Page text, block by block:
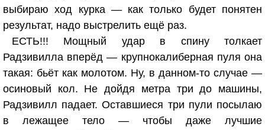
выбираю ход курка — как только будет понятен
результат, надо выстрелить ещё раз.
ЕСТЬ!!! Мощный удар в спину толкает
Радзивилла вперёд — крупнокалиберная пуля она
такая: бьёт как молотом. Ну, в данном-то случае —
осиновый кол. Не дойдя метра три до машины,
Радзивилл падает. Оставшиеся три пули посылаю
в лежащее тело — чтобы даже лучшие